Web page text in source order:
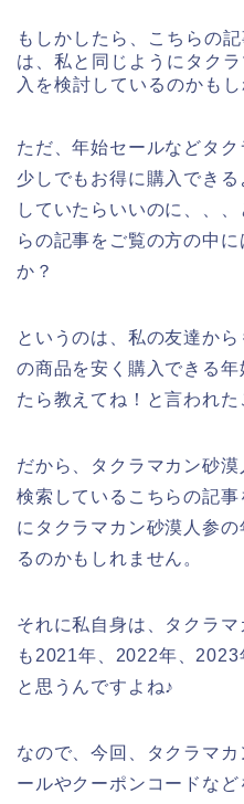
もしかしたら、こちらの
は、私と同じようにタク
入を検討しているのかもし
ただ、年始セールなどタ
少しでもお得に購入でき
していたらいいのに、、
らの記事をご覧の方の中
か？
というのは、私の友達か
の商品を安く購入できる
たら教えてね！と言われた
だから、タクラマカン砂
検索しているこちらの記
にタクラマカン砂漠人参
るのかもしれません。
それに私自身は、タクラ
も2021年、2022年、2023
と思うんですよね♪
なので、今回、タクラマ
ールやクーポンコードなど